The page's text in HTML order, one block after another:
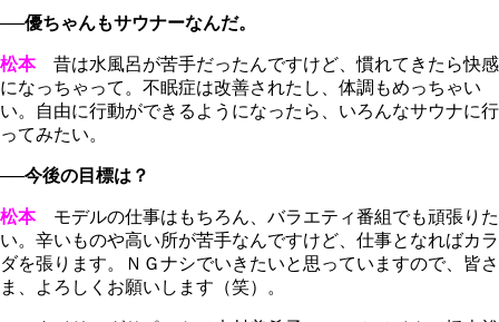
──優ちゃんもサウナーなんだ。
松本昔は水風呂が苦手だったんですけど、慣れてきたら快感
になっちゃって。不眠症は改善されたし、体調もめっちゃい
い。自由に行動ができるようになったら、いろんなサウナに行
ってみたい。
──今後の目標は？
松本モデルの仕事はもちろん、バラエティ番組でも頑張りた
い。辛いものや高い所が苦手なんですけど、仕事となればカラ
ダを張ります。ＮＧナシでいきたいと思っていますので、皆さ
ま、よろしくお願いします（笑）。